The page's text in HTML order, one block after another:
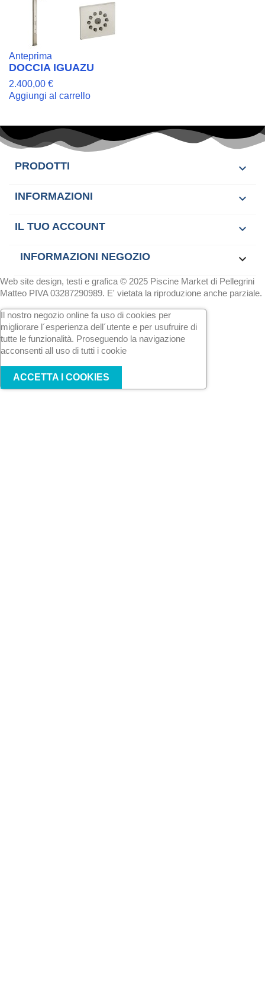
Anteprima
DOCCIA IGUAZU
2.400,00 €
Aggiungi al carrello
PRODOTTI 
INFORMAZIONI 
IL TUO ACCOUNT 
INFORMAZIONI NEGOZIO keyboard_arrow_down
Web site design, testi e grafica © 2025 Piscine Market di Pellegrini
Matteo PIVA 03287290989. E' vietata la riproduzione anche parziale.
Il nostro negozio online fa uso di cookies per
migliorare l´esperienza dell´utente e per usufruire di
tutte le funzionalità. Proseguendo la navigazione
acconsenti all uso di tutti i cookie
ACCETTA I COOKIES